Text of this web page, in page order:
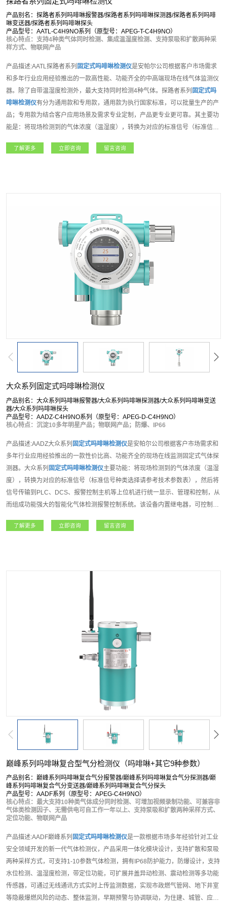
产品别名：探路者系列吗啡啉报警器/探路者系列吗啡啉探测器/探路者系列吗啡
啉变送器/探路者系列吗啡啉探头
产品型号：AATL-C4H9NO系列（原型号：APEG-T-C4H9NO）
核心特点：支持4种类气体同时检测、集成温湿度检测、支持泵吸和扩散两种采
样方式、物联网产品
产品描述:AATL探路者系列 固定式吗啡啉检测仪是安帕尔公司根据客户市场需求
和多年行业应用经验推出的一款高性能、功能齐全的中高端现场在线气体监测仪
器。除了自带温湿度检测外，最大支持同时检测4种气体。探路者系列 固定式吗
啡啉检测仪有分为通用款和专用款，通用款为执行国家标准，可以批量生产的产
品；专用款为结合客户应用场景及需求专业定制，产品更专业更可靠。其主要功
能是：将现场检测到的气体浓度（温湿度），转换为对应的标准信号（标准信号
上位机进行统一显示管理和控制，从而组成功能强大的智能化气体检测报警控制
了解更多 立即咨询 留言咨询
大众系列固定式吗啡啉检测仪
产品别名：大众系列吗啡啉报警器/大众系列吗啡啉探测器/大众系列吗啡啉变送
器/大众系列吗啡啉探头
产品型号：AADZ-C4H9NO系列（原型号：APEG-D-C4H9NO）
核心特点：沉淀10多年明星产品；物联网产品；防爆、IP66
产品描述:AADZ大众系列 固定式吗啡啉检测仪是安帕尔公司根据客户市场需求和
多年行业应用经验推出的一款性价比高、功能齐全的现场在线监测固定式气体探
测器。大众系列 固定式吗啡啉检测仪主要功能：将现场检测到的气体浓度（温湿
度），转换为对应的标准信号（标准信号种类选择请参考技术参数表），然后将
信号传输到PLC、DCS、报警控制主机等上位机进行统一显示、管理和控制，从
而组成功能强大的智能化气体检测报警控制系统。该设备内置继电器，可控制外
监测、远程设置报警值和远程标定等功能；大众系列
了解更多 立即咨询 留言咨询
巅峰系列吗啡啉复合型气分检测仪（吗啡啉+其它9种参数）
产品别名：巅峰系列吗啡啉复合气分报警器/巅峰系列吗啡啉复合气分探测器/巅
峰系列吗啡啉复合气分变送器/巅峰系列吗啡啉复合气分探头
产品型号：AADF系列（原型号：APEG-C4H9NO）
核心特点：最大支持10种类气体成分同时检测、可增加视频录制功能、可兼容非
气体类检测因子、无需供电可自工作一年以上、支持泵吸和扩散两种采样方式、
定位功能、物联网产品
产品描述:AADF巅峰系列 固定式吗啡啉检测仪是一款根据市场多年经验针对工业
安全领域开发的新一代气体检测仪，产品采用一体化模块设计，支持扩散和泵吸
两种采样方式，可支持1-10参数气体检测，拥有IP68防护能力，防爆设计，支持
水位检测、温湿度检测，带定位功能，可扩展井盖异动检测、震动检测等多功能
传感器，可通过无线通讯方式实时上传监测数据，实现市政燃气管网、地下井室
等隐蔽爆燃风险的动态、整体监测，早期预警与协调联动，为住建、城管、应急